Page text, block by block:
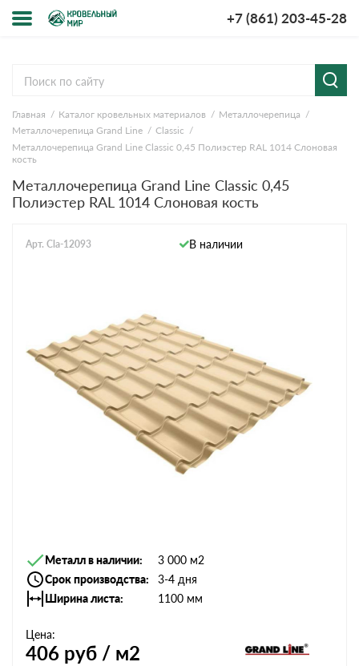
+7 (861) 203-45-28
компании
и оплата
ответы
Главная Каталог кровельных материалов
Металлочерепица
Металлочерепица Grand Line
Classic
Металлочерепица Grand Line Classic 0,45 Полиэстер RAL 1014 Слоновая
кость
Металлочерепица Grand Line Classic 0,45
Полиэстер RAL 1014 Слоновая кость
Арт. Cla-12093 В наличии
Металл в наличии
3 000 м2
Срок производства
3-4 дня
Ширина листа
1100 мм
Цена:
406 руб / м2